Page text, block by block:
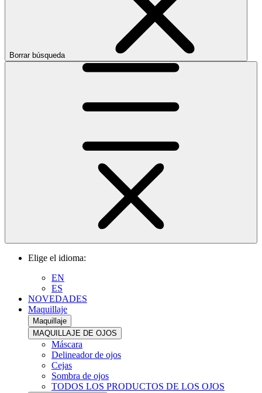
Borrar búsqueda
Elige el idioma:
EN
ES
NOVEDADES
Maquillaje
Maquillaje
MAQUILLAJE DE OJOS
Máscara
Delineador de ojos
Cejas
Sombra de ojos
TODOS LOS PRODUCTOS DE LOS OJOS